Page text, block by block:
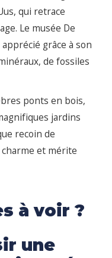
qui retrace
Le musée De
grâce à son
de fossiles
ponts en bois,
jardins
recoin de
et mérite
à voir ?
une